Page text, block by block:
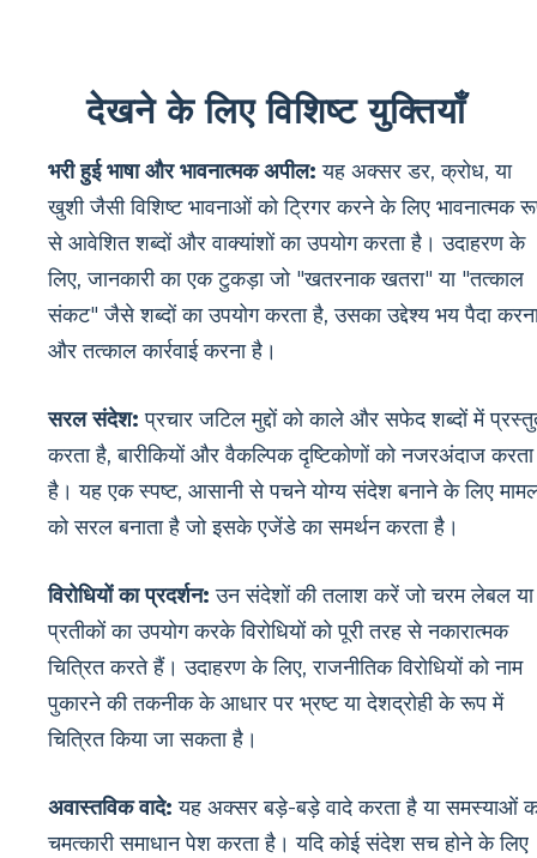
देखने के लिए विशिष्ट युक्तियाँ
भरी हुई भाषा और भावनात्मक अपील: यह अक्सर डर, क्रोध, या
खुशी जैसी विशिष्ट भावनाओं को ट्रिगर करने के लिए भावनात्मक
से आवेशित शब्दों और वाक्यांशों का उपयोग करता है। उदाहरण के
लिए, जानकारी का एक टुकड़ा जो "खतरनाक खतरा" या "तत्काल
संकट" जैसे शब्दों का उपयोग करता है, उसका उद्देश्य भय पैदा
और तत्काल कार्रवाई करना है।
सरल संदेश: प्रचार जटिल मुद्दों को काले और सफेद शब्दों में
करता है, बारीकियों और वैकल्पिक दृष्टिकोणों को नजरअंदाज करता
है। यह एक स्पष्ट, आसानी से पचने योग्य संदेश बनाने के लिए
को सरल बनाता है जो इसके एजेंडे का समर्थन करता है।
विरोधियों का प्रदर्शन: उन संदेशों की तलाश करें जो चरम लेबल या
प्रतीकों का उपयोग करके विरोधियों को पूरी तरह से नकारात्मक
चित्रित करते हैं। उदाहरण के लिए, राजनीतिक विरोधियों को नाम
पुकारने की तकनीक के आधार पर भ्रष्ट या देशद्रोही के रूप में
चित्रित किया जा सकता है।
अवास्तविक वादे: यह अक्सर बड़े-बड़े वादे करता है या समस्याओं
चमत्कारी समाधान पेश करता है। यदि कोई संदेश सच होने के लिए